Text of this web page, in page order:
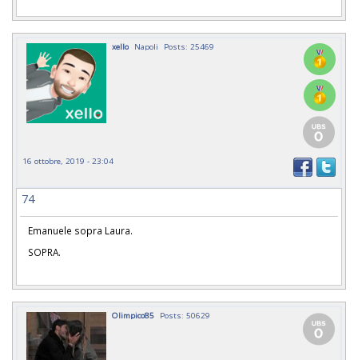
xello Napoli Posts: 25469
16 ottobre, 2019 - 23:04
74
Emanuele sopra Laura.
SOPRA.
Olimpico85 Posts: 50629